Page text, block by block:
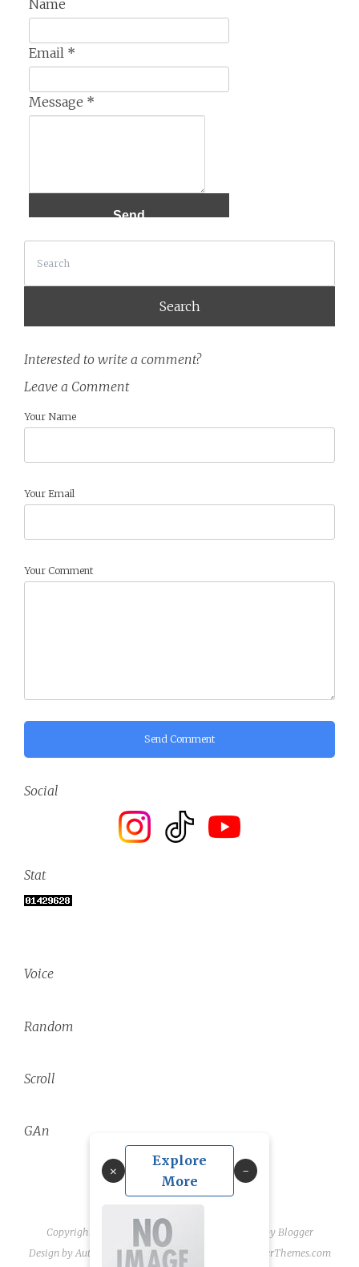
Name
Email *
Message *
Interested to write a comment?
Leave a Comment
Your Name
Your Email
Your Comment
Send Comment
Social
Stat
Voice
Random
×
Explore
More
Scroll
GAn
Copyright © linguae scriptaque | Powered by Blogger
Design byAutomattic | Blogger Theme by NewBloggerThemes.com